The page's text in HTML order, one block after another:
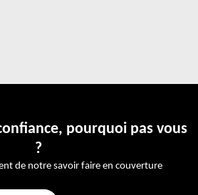
pourquoi pas vous
?
de notre savoir faire en couverture